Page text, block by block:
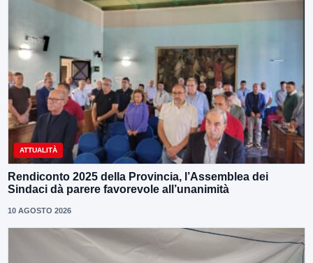
ATTUALITÀ
Rendiconto 2025 della Provincia, l’Assemblea dei
Sindaci dà parere favorevole all’unanimità
10 AGOSTO 2026